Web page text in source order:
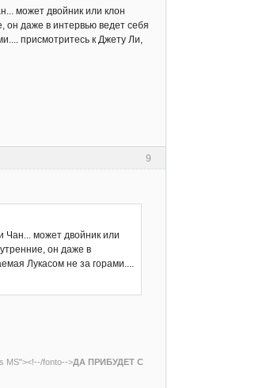
может двойник или клон
он даже в интервью ведет себя
присмотритесь к Джету Ли,
9
Чан... может двойник или
он даже в
Лукасом не за горами....
MS"><!--/fonto-->ДА ПРИБУДЕТ С